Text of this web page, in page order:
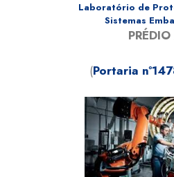
Laboratório de
Sistemas
(Portaria